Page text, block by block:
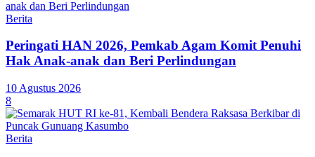
Berita
Peringati HAN 2026, Pemkab Agam Komit Penuhi
Hak Anak-anak dan Beri Perlindungan
10 Agustus 2026
8
Berita